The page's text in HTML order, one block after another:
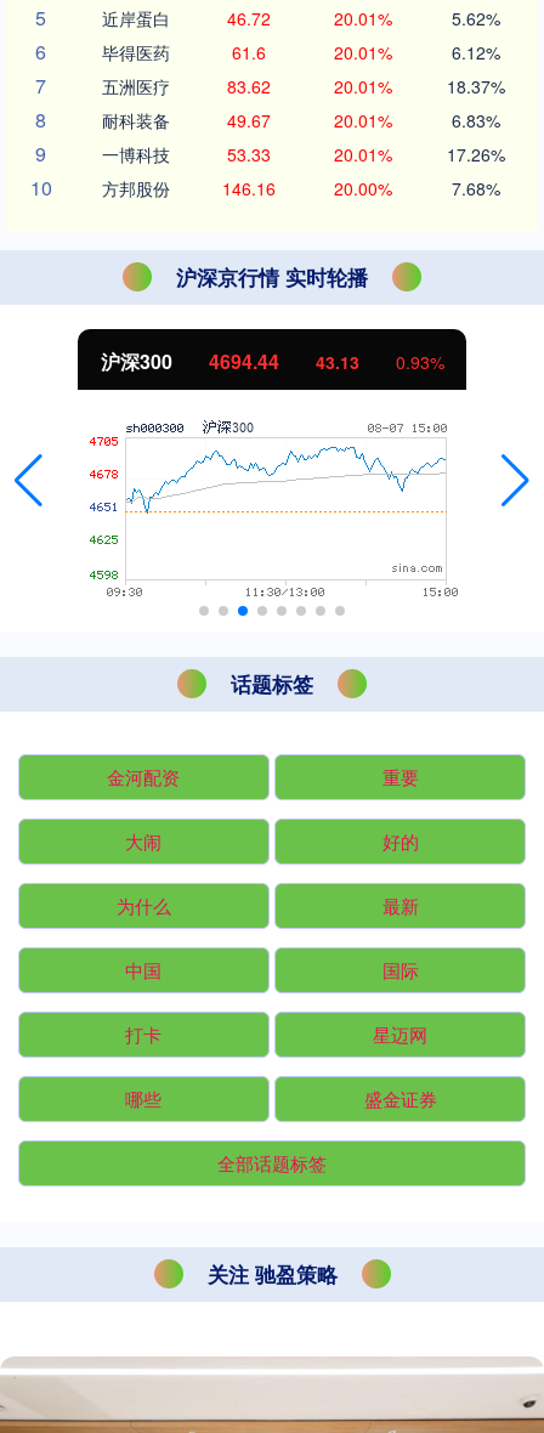
5 近岸蛋白 46.72 20.01% 5.62%
6 毕得医药 61.6 20.01% 6.12%
7 五洲医疗 83.62 20.01% 18.37%
8 耐科装备 49.67 20.01% 6.83%
9 一博科技 53.33 20.01% 17.26%
10 方邦股份 146.16 20.00% 7.68%
沪深京行情 实时轮播
沪深300 4694.44 43.13 0.93%
话题标签
金河配资 重要
大闹 好的
为什么 最新
中国 国际
打卡 星迈网
哪些 盛金证券
全部话题标签
关注 驰盈策略